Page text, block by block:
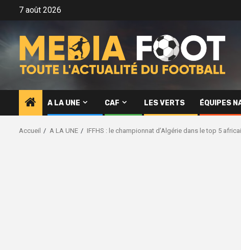
7 août 2026
A LA UNE CAF LES VERTS ÉQUIPES
Accueil A LA UNE IFFHS : le championnat d’Algérie dans le top 5